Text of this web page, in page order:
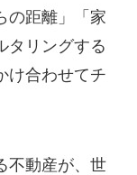
の距離」「家
タリングする
け合わせてチ
不動産が、世